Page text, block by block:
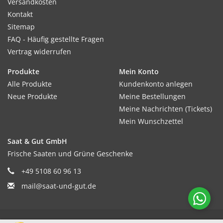
Kontakt
Sitemap
FAQ - Häufig gestellte Fragen
Vertrag widerrufen
Produkte
Alle Produkte
Neue Produkte
Mein Konto
Kundenkonto anlegen
Meine Bestellungen
Meine Nachrichten (Tickets)
Mein Wunschzettel
Saat & Gut GmbH
Frische Saaten und Grüne Geschenke
+49 5108 60 96 13
mail@saat-und-gut.de